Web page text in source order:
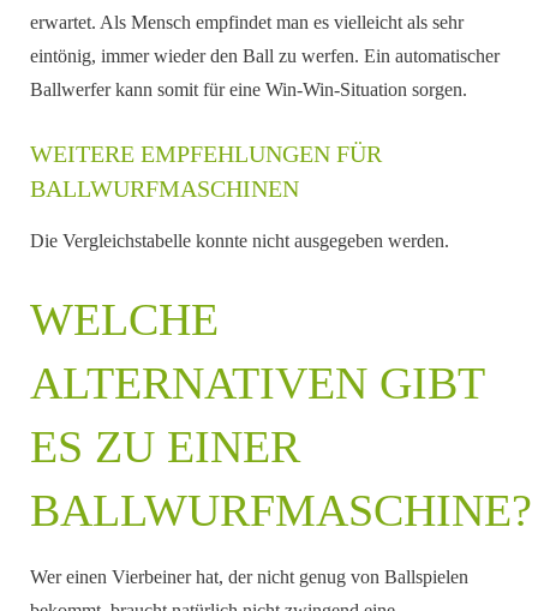
erwartet. Als Mensch empfindet man es vielleicht als sehr
eintönig, immer wieder den Ball zu werfen. Ein automatischer
Ballwerfer kann somit für eine Win-Win-Situation sorgen.
WEITERE EMPFEHLUNGEN FÜR
BALLWURFMASCHINEN
Die Vergleichstabelle konnte nicht ausgegeben werden.
WELCHE
ALTERNATIVEN GIBT
ES ZU EINER
BALLWURFMASCHINE?
Wer einen Vierbeiner hat, der nicht genug von Ballspielen